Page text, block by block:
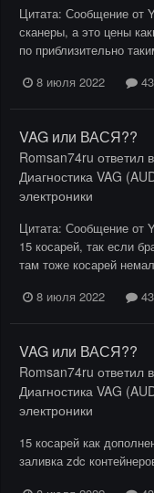
Цитата: Сообщение от
сканеры, а это цены
по приблизительно
8 июля 2022
VAG или ВАСЯ??
Romsan74ru ответил
Диагностика VAG
электроники
Цитата: Сообщение от
15 косарей, так если
там тоже косарей
8 июля 2022
VAG или ВАСЯ??
Romsan74ru ответил
Диагностика VAG
электроники
15 косарей как
заливка zdc